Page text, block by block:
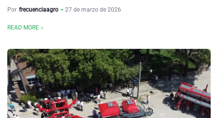
Por frecuenciaagro 27 de marzo de 2026
READ MORE